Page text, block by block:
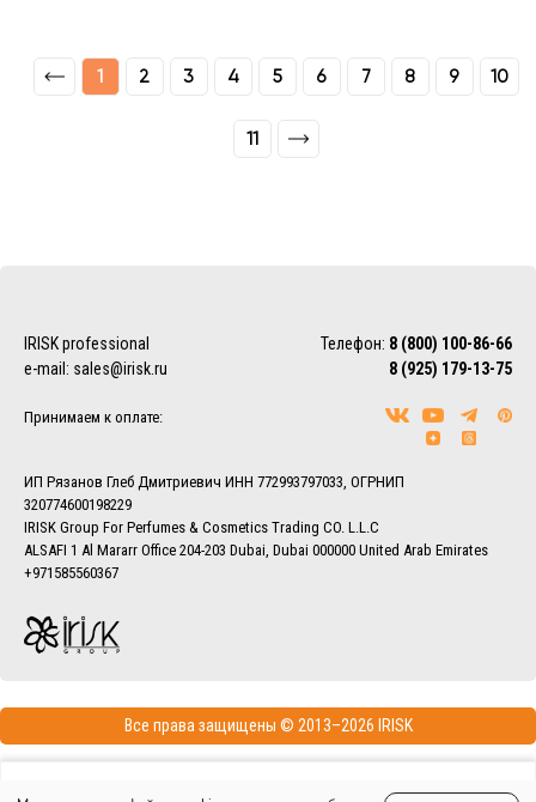
1 2 3 4 5 6 7 8 9 10
11
IRISK professional Телефон: 8 (800) 100-86-66
8 (925) 179-13-75
e-mail: sales@irisk.ru
Принимаем к оплате:
ИП Рязанов Глеб Дмитриевич ИНН 772993797033, ОГРНИП
320774600198229
IRISK Group For Perfumes & Cosmetics Trading CO. L.L.C
ALSAFI 1 Al Mararr Office 204-203 Dubai, Dubai 000000 United Arab Emirates
+971585560367
Все права защищены © 2013–2026 IRISK